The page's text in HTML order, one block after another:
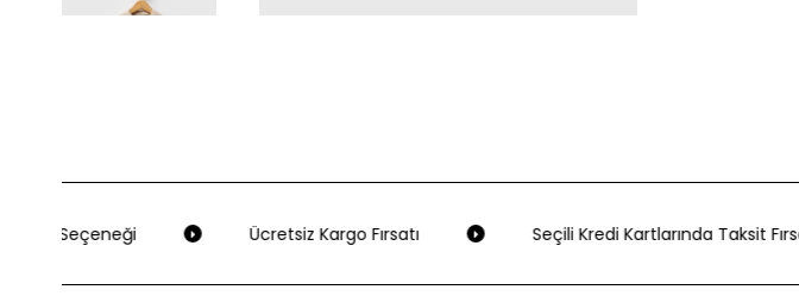
Seçeneği Ücretsiz Kargo Fırsatı Seçili Kredi Kartlarında Taksit